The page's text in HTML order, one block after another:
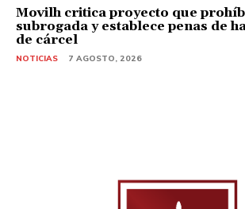
Movilh critica proyecto que
subrogada y establece penas de
de cárcel
NOTICIAS 7 AGOSTO, 2026